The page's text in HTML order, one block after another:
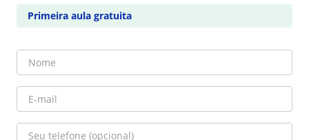
Primeira aula gratuita